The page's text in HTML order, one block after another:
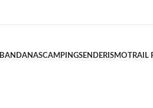
BANDANASCAMPINGSENDERISMOTRAIL